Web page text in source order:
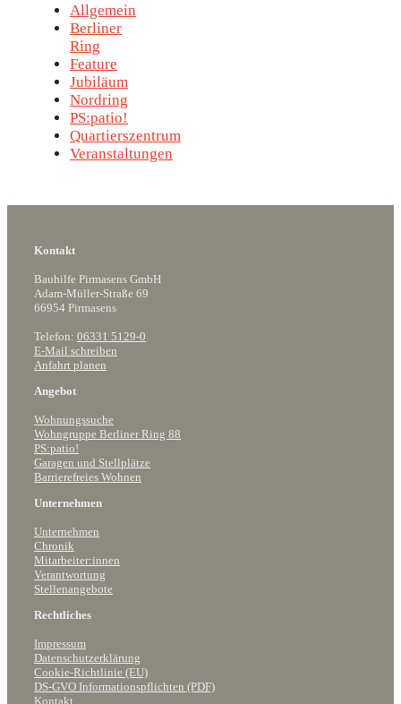
Allgemein
Berliner
Ring
Feature
Jubiläum
Nordring
PS:patio!
Quartierszentrum
Veranstaltungen
Kontakt
Bauhilfe Pirmasens GmbH
Adam-Müller-Straße 69
66954 Pirmasens
Telefon: 06331 5129-0
E-Mail schreiben
Anfahrt planen
Angebot
Wohnungssuche
Wohngruppe Berliner Ring 88
PS:patio!
Garagen und Stellplätze
Barrierefreies Wohnen
Unternehmen
Unternehmen
Chronik
Mitarbeiter:innen
Verantwortung
Stellenangebote
Rechtliches
Impressum
Datenschutzerklärung
Cookie-Richtlinie (EU)
DS-GVO Informationspflichten (PDF)
Kontakt